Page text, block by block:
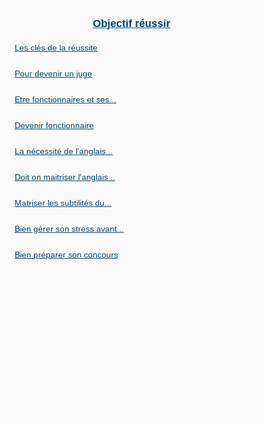
Objectif réussir
Les clés de la réussite
Pour devenir un juge
Etre fonctionnaires et ses...
Devenir fonctionnaire
La nécessité de l'anglais...
Doit on maitriser l'anglais...
Matriser les subtilités du...
Bien gérer son stress avant...
Bien préparer son concours